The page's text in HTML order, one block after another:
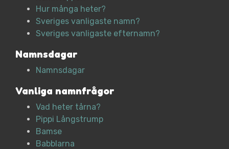
Hur många heter?
Sveriges vanligaste namn?
Sveriges vanligaste efternamn?
Namnsdagar
Namnsdagar
Vanliga namnfrågor
Vad heter tårna?
Pippi Långstrump
Bamse
Babblarna